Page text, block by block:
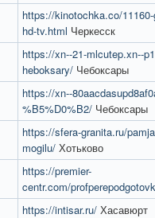
https://kinotochka.co/
hd-tv.html Черкесск
https://xn--21-mlcutep.xn--
heboksary/ Чебоксары
https://xn--
%B5%D0%B2/ Чебоксары
https://sfera-granita.ru/
mogilu/ Хотьково
https://premier-
centr.com/
https://intisar.ru/ Хасавюрт